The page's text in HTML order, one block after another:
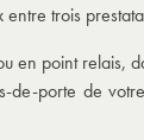
trois
en point relais,
porte de